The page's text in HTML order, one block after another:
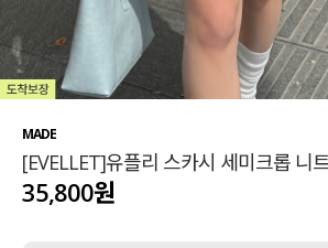
살안타템
110사이즈
티셔츠
팬츠
스커트
언더웨어
MADE
[EVELLET]유플리 스카시 세미크롭 니
35,800원